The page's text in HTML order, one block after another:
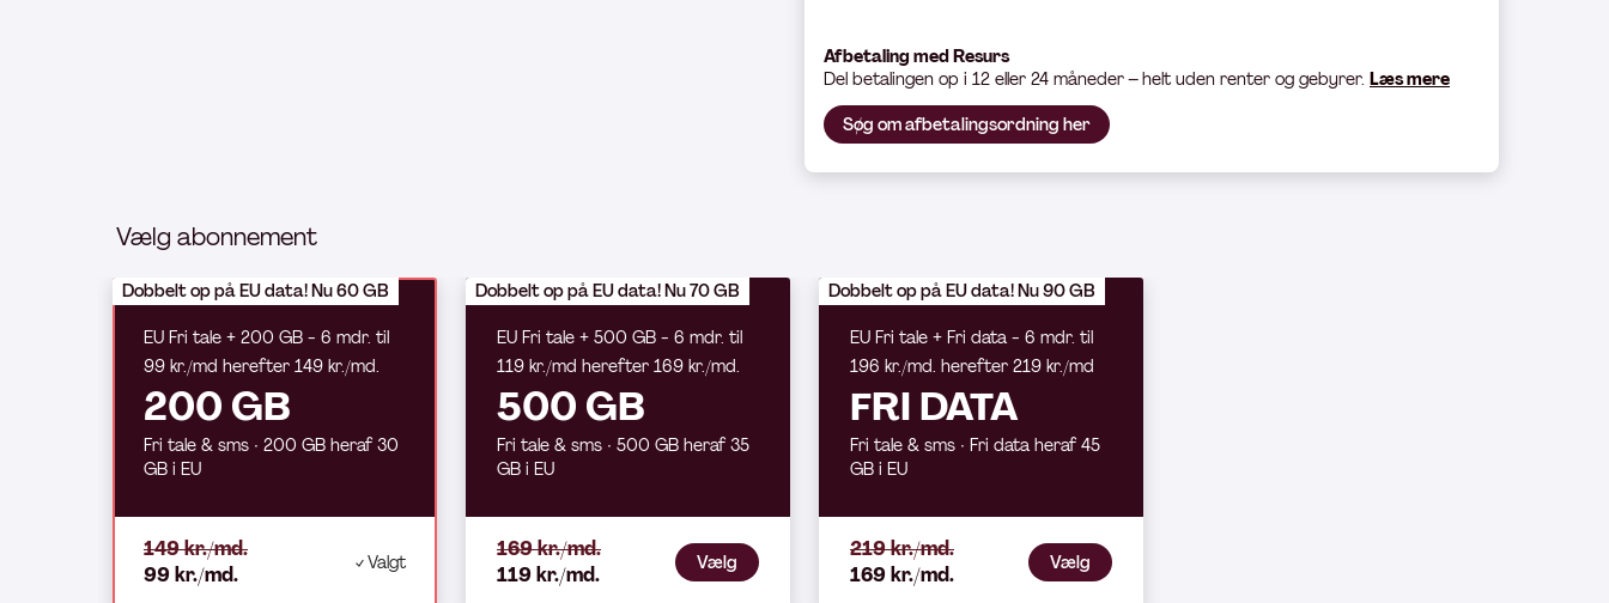
Afbetaling med Resurs
Del betalingen op i 12 eller 24 måneder – helt uden renter og gebyrer. Læs mere
Søg om afbetalingsordning her
Vælg abonnement
Dobbelt op på EU data! Nu 60 GB
EU Fri tale + 200 GB - 6 mdr. til
99 kr./md herefter 149 kr./md.
200 GB
Fri tale & sms ∙ 200 GB heraf 30
GB i EU
149 kr./md.
99 kr./md.
Valgt
Dobbelt op på EU data! Nu 70 GB
EU Fri tale + 500 GB - 6 mdr. til
119 kr./md herefter 169 kr./md.
500 GB
Fri tale & sms ∙ 500 GB heraf 35
GB i EU
169 kr./md.
119 kr./md.
Vælg
Dobbelt op på EU data! Nu 90 GB
EU Fri tale + Fri data - 6 mdr. til
196 kr./md. herefter 219 kr./md
FRI DATA
Fri tale & sms ∙ Fri data heraf 45
GB i EU
219 kr./md.
169 kr./md.
Vælg